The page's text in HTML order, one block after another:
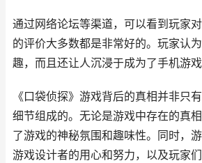
通过网络论坛等渠道，可以看到玩家
的评价大多数都是非常好的。玩家认
趣，而且还让人沉浸于成为了手机游戏
《口袋侦探》游戏背后的真相并非只
细节组成的。无论是游戏中存在的真
了游戏的神秘氛围和趣味性。同时，
游戏设计者的用心和努力，以及玩家们